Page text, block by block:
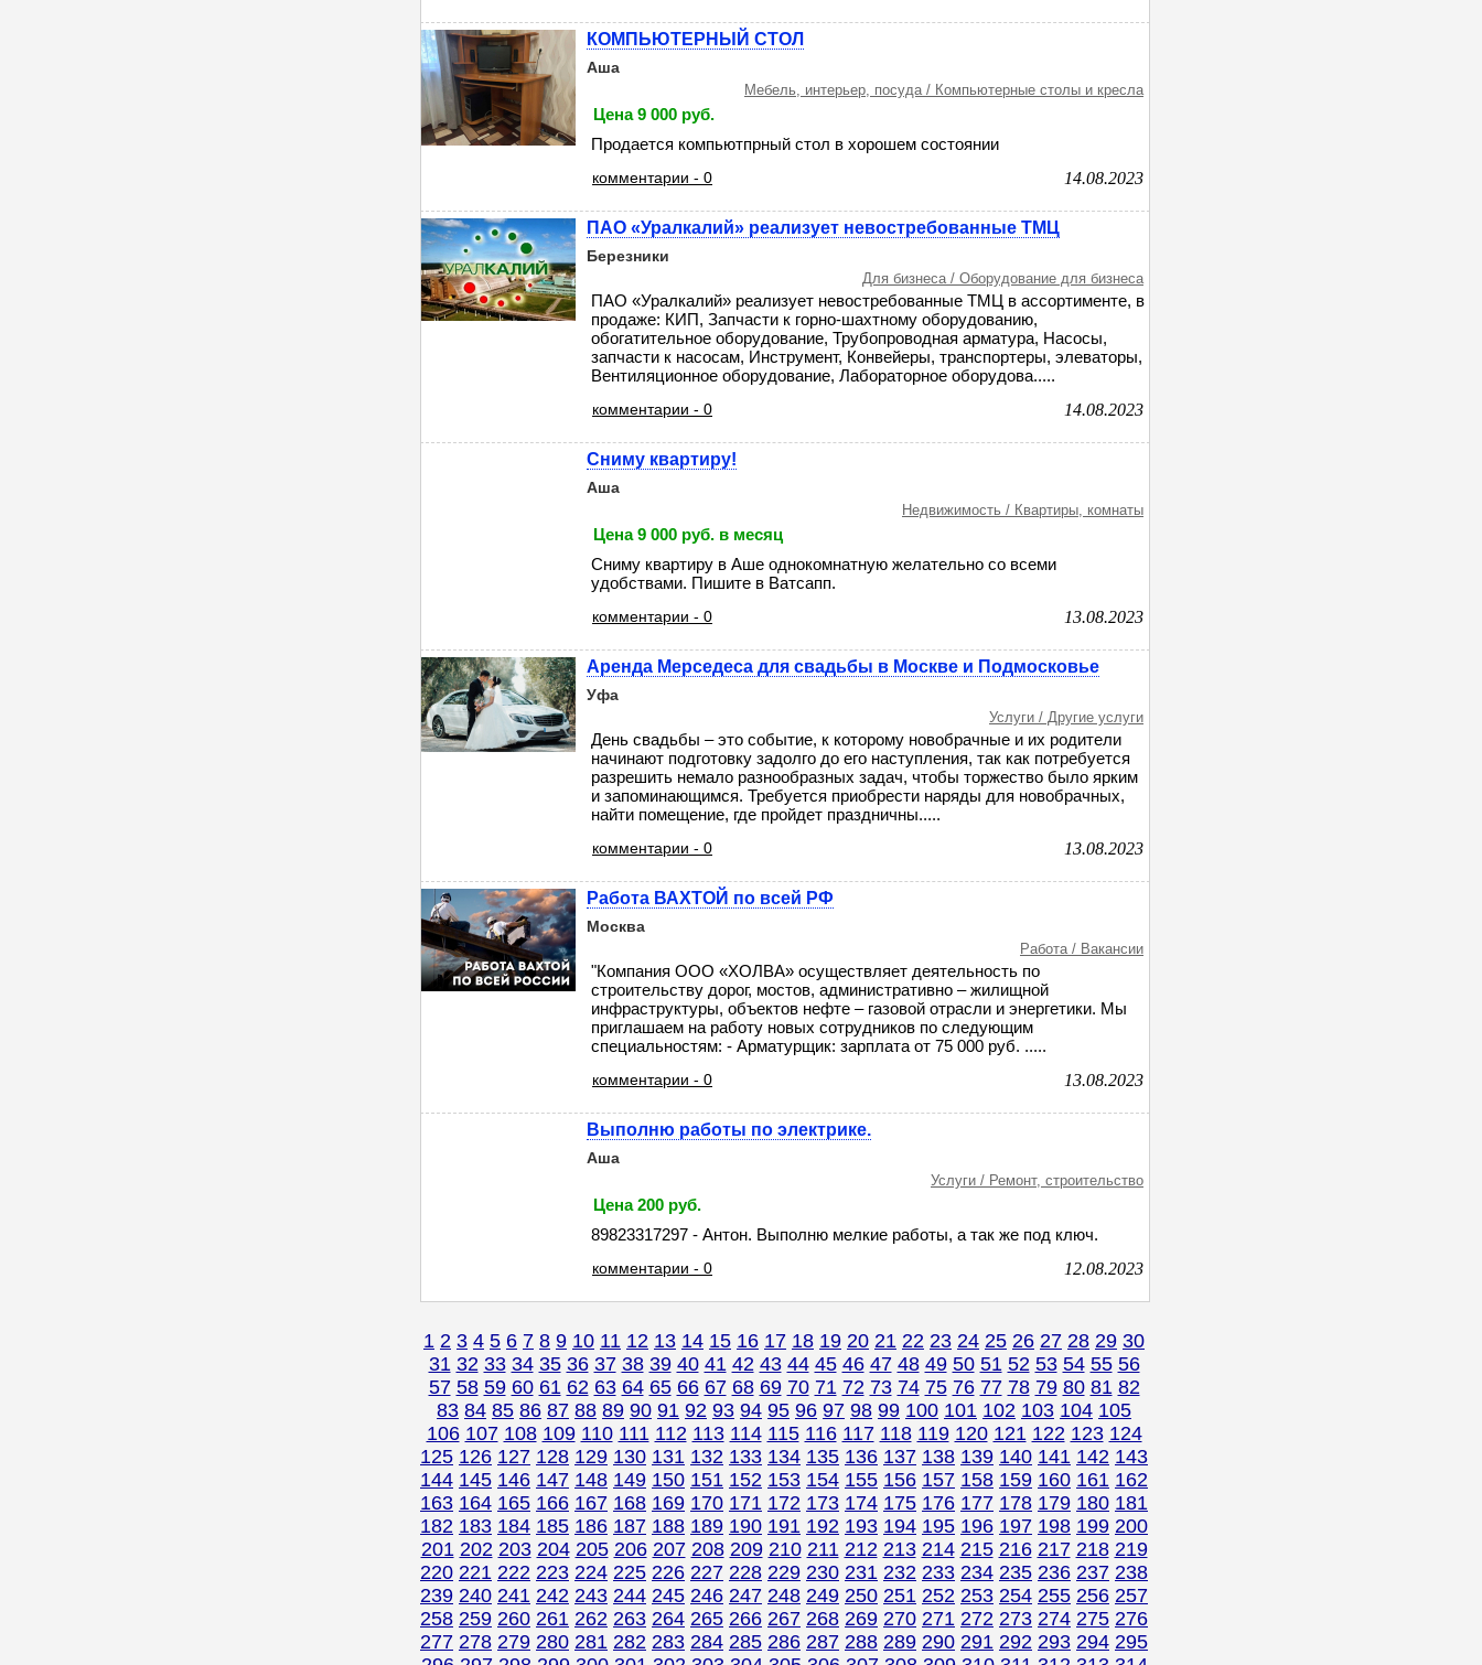
КОМПЬЮТЕРНЫЙ СТОЛ
Аша
Мебель, интерьер, посуда / Компьютерные столы и кресла
Цена 9 000 руб.
Продается компьютпрный стол в хорошем состоянии
комментарии - 0 14.08.2023
ПАО «Уралкалий» реализует невостребованные ТМЦ
Березники
Для бизнеса / Оборудование для бизнеса
ПАО «Уралкалий» реализует невостребованные ТМЦ в ассортименте, в
продаже: КИП, Запчасти к горно-шахтному оборудованию,
обогатительное оборудование, Трубопроводная арматура, Насосы,
запчасти к насосам, Инструмент, Конвейеры, транспортеры, элеваторы,
Вентиляционное оборудование, Лабораторное оборудова.....
комментарии - 0 14.08.2023
Сниму квартиру!
Аша
Недвижимость / Квартиры, комнаты
Цена 9 000 руб. в месяц
Сниму квартиру в Аше однокомнатную желательно со всеми
удобствами. Пишите в Ватсапп.
комментарии - 0 13.08.2023
Аренда Мерседеса для свадьбы в Москве и Подмосковье
Уфа
Услуги / Другие услуги
День свадьбы – это событие, к которому новобрачные и их родители
начинают подготовку задолго до его наступления, так как потребуется
разрешить немало разнообразных задач, чтобы торжество было ярким
и запоминающимся. Требуется приобрести наряды для новобрачных,
найти помещение, где пройдет праздничны.....
комментарии - 0 13.08.2023
Работа ВАХТОЙ по всей РФ
Москва
Работа / Вакансии
"Компания ООО «ХОЛВА» осуществляет деятельность по
строительству дорог, мостов, административно – жилищной
инфраструктуры, объектов нефте – газовой отрасли и энергетики. Мы
приглашаем на работу новых сотрудников по следующим
специальностям: - Арматурщик: зарплата от 75 000 руб. .....
комментарии - 0 13.08.2023
Выполню работы по электрике.
Аша
Услуги / Ремонт, строительство
Цена 200 руб.
89823317297 - Антон. Выполню мелкие работы, а так же под ключ.
комментарии - 0 12.08.2023
1 2 3 4 5 6 7 8 9 10 11 12 13 14 15 16 17 18 19 20 21 22 23 24 25 26 27 28 29 30
31 32 33 34 35 36 37 38 39 40 41 42 43 44 45 46 47 48 49 50 51 52 53 54 55 56
57 58 59 60 61 62 63 64 65 66 67 68 69 70 71 72 73 74 75 76 77 78 79 80 81 82
83 84 85 86 87 88 89 90 91 92 93 94 95 96 97 98 99 100 101 102 103 104 105
106 107 108 109 110 111 112 113 114 115 116 117 118 119 120 121 122 123 124
125 126 127 128 129 130 131 132 133 134 135 136 137 138 139 140 141 142 143
144 145 146 147 148 149 150 151 152 153 154 155 156 157 158 159 160 161 162
163 164 165 166 167 168 169 170 171 172 173 174 175 176 177 178 179 180 181
182 183 184 185 186 187 188 189 190 191 192 193 194 195 196 197 198 199 200
201 202 203 204 205 206 207 208 209 210 211 212 213 214 215 216 217 218 219
220 221 222 223 224 225 226 227 228 229 230 231 232 233 234 235 236 237 238
239 240 241 242 243 244 245 246 247 248 249 250 251 252 253 254 255 256 257
258 259 260 261 262 263 264 265 266 267 268 269 270 271 272 273 274 275 276
277 278 279 280 281 282 283 284 285 286 287 288 289 290 291 292 293 294 295